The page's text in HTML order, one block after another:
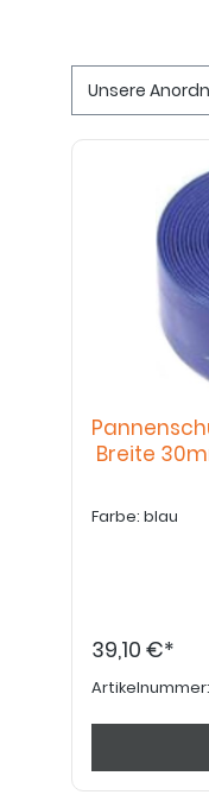
Breite
Farbe: blau
39,10 €*
Artikelnummer: